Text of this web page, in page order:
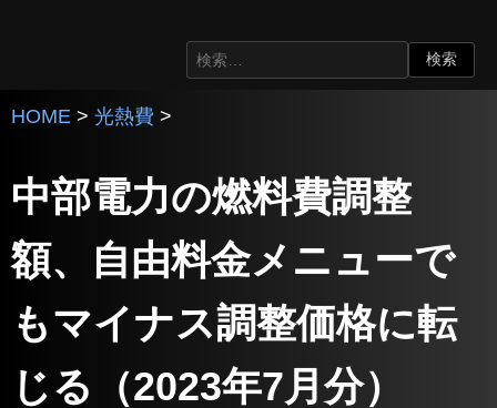
HOME > 光熱費 >
中部電力の燃料費調整
額、自由料金メニューで
もマイナス調整価格に転
じる（2023年7月分）